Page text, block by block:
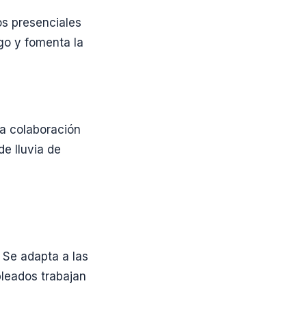
presenciales
y fomenta la
colaboración
lluvia de
adapta a las
trabajan